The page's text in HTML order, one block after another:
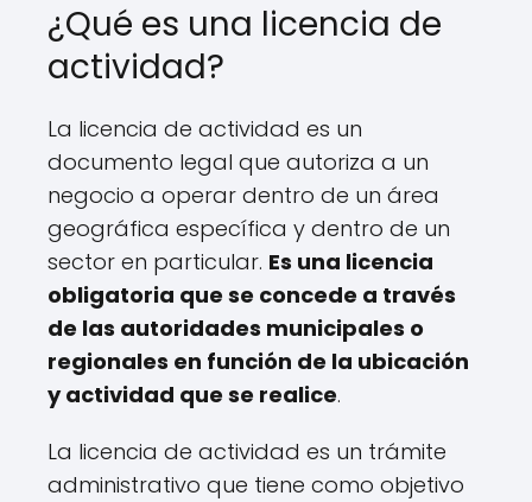
¿Qué es una licencia de
actividad?
La licencia de actividad es un
documento legal que autoriza a un
negocio a operar dentro de un área
geográfica específica y dentro de un
sector en particular. Es una licencia
obligatoria que se concede a través
de las autoridades municipales o
regionales en función de la ubicación
y actividad que se realice.
La licencia de actividad es un trámite
administrativo que tiene como objetivo